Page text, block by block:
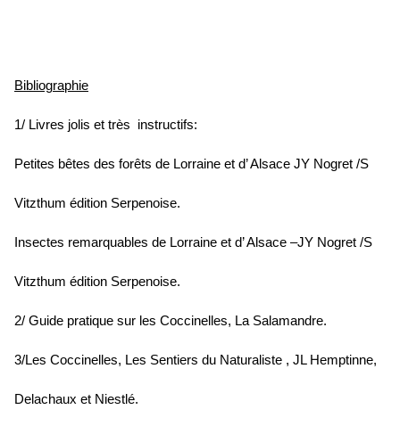
Bibliographie
1/ Livres jolis et très instructifs:
Petites bêtes des forêts de Lorraine et d’ Alsace JY Nogret /S
Vitzthum édition Serpenoise.
Insectes remarquables de Lorraine et d’ Alsace –JY Nogret /S
Vitzthum édition Serpenoise.
2/ Guide pratique sur les Coccinelles, La Salamandre.
3/Les Coccinelles, Les Sentiers du Naturaliste , JL Hemptinne,
Delachaux et Niestlé.